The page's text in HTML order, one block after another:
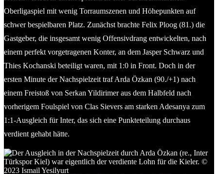
Oberligaspiel mit wenig Torraumszenen und Höhepunkten auf
schwer bespielbaren Platz. Zunächst brachte Felix Ploog (81.) die
Gastgeber, die insgesamt wenig Offensivdrang entwickelten, nach
einem perfekt vorgetragenen Konter, an dem Jasper Schwarz und
Thies Kochanski beteiligt waren, mit 1:0 in Front. Doch in der
ersten Minute der Nachspielzeit traf Arda Özkan (90./+1) nach
einem Freistoß von Serkan Yildirimer aus dem Halbfeld nach
vorherigem Foulspiel von Clas Sievers am starken Adesanya zum
1:1-Ausgleich für Inter, das sich eine Punkteteilung durchaus
verdient gehabt hätte.